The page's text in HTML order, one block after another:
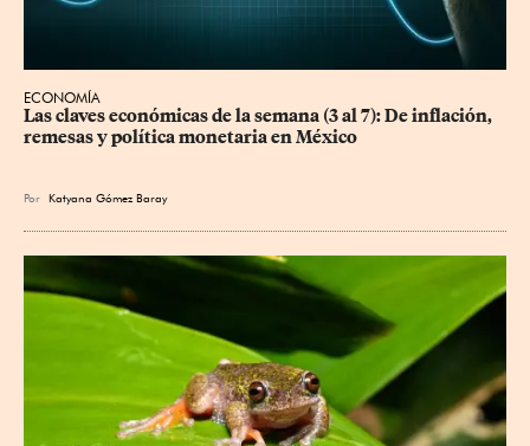
ECONOMÍA
Las claves económicas de la semana (3 al 7): De inflación,
remesas y política monetaria en México
Por Katyana Gómez Baray